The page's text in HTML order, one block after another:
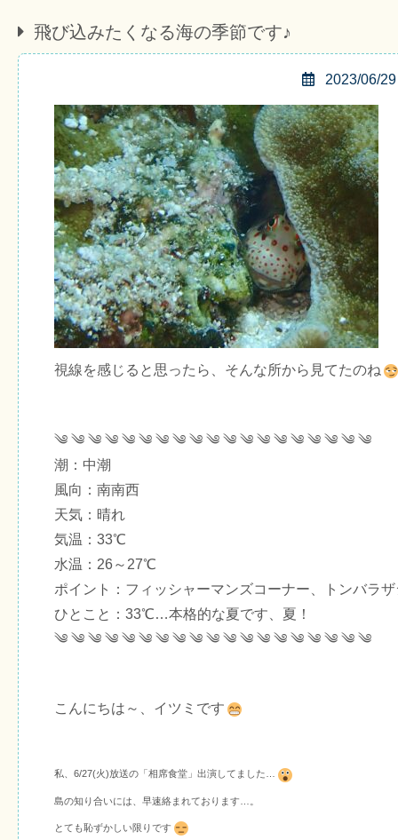
飛び込みたくなる海の季節です♪
2023/06/29
視線を感じると思ったら、そんな所から見てたのね
༄ ༄ ༄ ༄ ༄ ༄ ༄ ༄ ༄ ༄ ༄ ༄ ༄ ༄ ༄ ༄ ༄ ༄ ༄
潮：中潮
風向：南南西
天気：晴れ
気温：33℃
水温：26～27℃
ポイント：フィッシャーマンズコーナー、トンバラ
ひとこと：33℃…本格的な夏です、夏！
༄ ༄ ༄ ༄ ༄ ༄ ༄ ༄ ༄ ༄ ༄ ༄ ༄ ༄ ༄ ༄ ༄ ༄ ༄
こんにちは～、イツミです
私、6/27(火)放送の「相席食堂」出演してました…
島の知り合いには、早速絡まれております…。
とても恥ずかしい限りです